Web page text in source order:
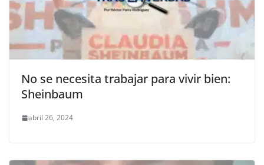
No se necesita trabajar para vivir bien:
Sheinbaum
abril 26, 2024